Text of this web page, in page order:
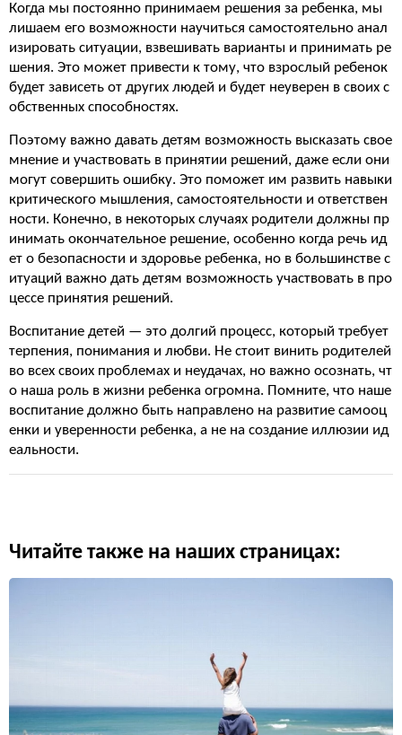
Когда мы постоянно принимаем решения за ребенка, мы
лишаем его возможности научиться самостоятельно анал
изировать ситуации, взвешивать варианты и принимать ре
шения. Это может привести к тому, что взрослый ребенок
будет зависеть от других людей и будет неуверен в своих с
обственных способностях.
Поэтому важно давать детям возможность высказать свое
мнение и участвовать в принятии решений, даже если они
могут совершить ошибку. Это поможет им развить навыки
критического мышления, самостоятельности и ответствен
ности. Конечно, в некоторых случаях родители должны пр
инимать окончательное решение, особенно когда речь ид
ет о безопасности и здоровье ребенка, но в большинстве с
итуаций важно дать детям возможность участвовать в про
цессе принятия решений.
Воспитание детей — это долгий процесс, который требует
терпения, понимания и любви. Не стоит винить родителей
во всех своих проблемах и неудачах, но важно осознать, чт
о наша роль в жизни ребенка огромна. Помните, что наше
воспитание должно быть направлено на развитие самооц
енки и уверенности ребенка, а не на создание иллюзии ид
еальности.
Читайте также на наших страницах: